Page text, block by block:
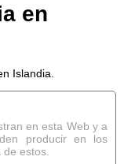
en
Islandia.
en esta Web y a
producir en los
estos.